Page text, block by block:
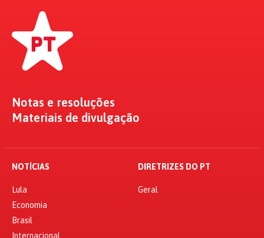
Notas e resoluções
Materiais de divulgação
NOTÍCIAS
Lula
Economia
Brasil
Internacional
DIRETRIZES DO PT
Geral